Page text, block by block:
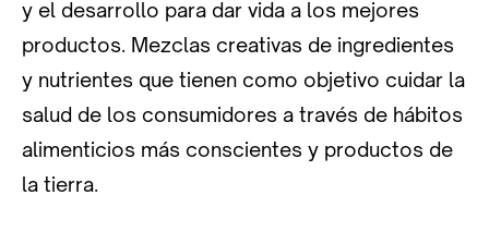
y el desarrollo para dar vida a los mejores
productos. Mezclas creativas de ingredientes
y nutrientes que tienen como objetivo cuidar la
salud de los consumidores a través de hábitos
alimenticios más conscientes y productos de
la tierra.